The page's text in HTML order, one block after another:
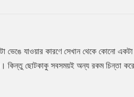
ভেঙে যাওয়ার কারণে সেখান থেকে কোনো
কিন্তু ছোটকাকু সবসময়ই অন্য রকম চিন্তা